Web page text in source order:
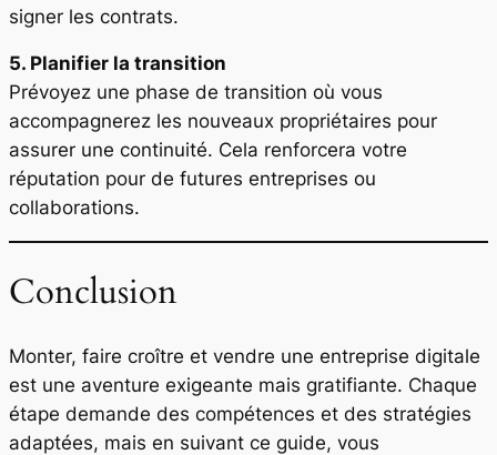
signer les contrats.
5. Planifier la transition
Prévoyez une phase de transition où vous
accompagnerez les nouveaux propriétaires pour
assurer une continuité. Cela renforcera votre
réputation pour de futures entreprises ou
collaborations.
Conclusion
Monter, faire croître et vendre une entreprise digitale
est une aventure exigeante mais gratifiante. Chaque
étape demande des compétences et des stratégies
adaptées, mais en suivant ce guide, vous